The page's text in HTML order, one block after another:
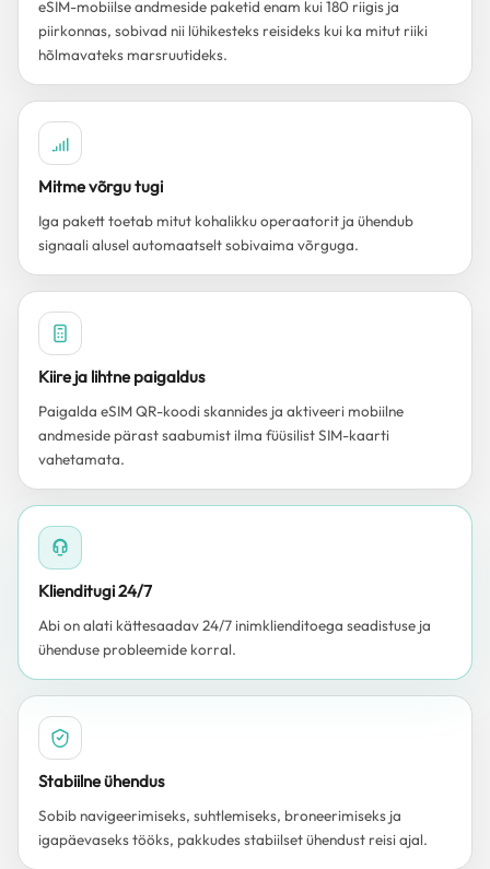
eSIM-mobiilse andmeside paketid enam kui 180 riigis ja
piirkonnas, sobivad nii lühikesteks reisideks kui ka mitut riiki
hõlmavateks marsruutideks.
Mitme võrgu tugi
Iga pakett toetab mitut kohalikku operaatorit ja ühendub
signaali alusel automaatselt sobivaima võrguga.
Kiire ja lihtne paigaldus
Paigalda eSIM QR-koodi skannides ja aktiveeri mobiilne
andmeside pärast saabumist ilma füüsilist SIM-kaarti
vahetamata.
Klienditugi 24/7
Abi on alati kättesaadav 24/7 inimklienditoega seadistuse ja
ühenduse probleemide korral.
Stabiilne ühendus
Sobib navigeerimiseks, suhtlemiseks, broneerimiseks ja
igapäevaseks tööks, pakkudes stabiilset ühendust reisi ajal.